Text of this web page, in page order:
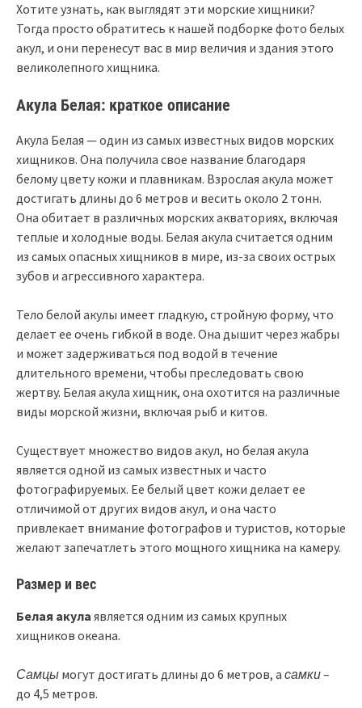
Хотите узнать, как выглядят эти морские хищники?
Тогда просто обратитесь к нашей подборке фото белых
акул, и они перенесут вас в мир величия и здания этого
великолепного хищника.
Акула Белая: краткое описание
Акула Белая — один из самых известных видов морских
хищников. Она получила свое название благодаря
белому цвету кожи и плавникам. Взрослая акула может
достигать длины до 6 метров и весить около 2 тонн.
Она обитает в различных морских акваториях, включая
теплые и холодные воды. Белая акула считается одним
из самых опасных хищников в мире, из-за своих острых
зубов и агрессивного характера.
Тело белой акулы имеет гладкую, стройную форму, что
делает ее очень гибкой в воде. Она дышит через жабры
и может задерживаться под водой в течение
длительного времени, чтобы преследовать свою
жертву. Белая акула хищник, она охотится на различные
виды морской жизни, включая рыб и китов.
Существует множество видов акул, но белая акула
является одной из самых известных и часто
фотографируемых. Ее белый цвет кожи делает ее
отличимой от других видов акул, и она часто
привлекает внимание фотографов и туристов, которые
желают запечатлеть этого мощного хищника на камеру.
Размер и вес
Белая акула является одним из самых крупных
хищников океана.
Самцы могут достигать длины до 6 метров, а самки–
до 4,5 метров.